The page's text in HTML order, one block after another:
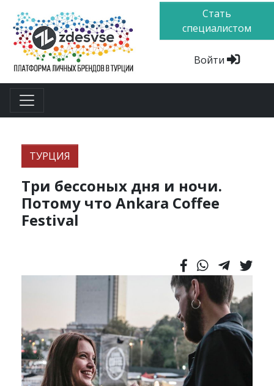
Стать
специалистом
Войти
ТУРЦИЯ
Три бессоных дня и ночи.
Потому что Ankara Coffee
Festival